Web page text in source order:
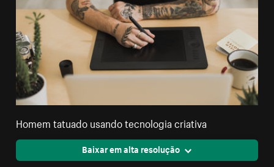
Homem tatuado usando tecnologia criativa
Baixar em alta resolução